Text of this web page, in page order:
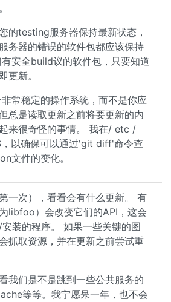
的testing服务器保持最新状态，
务器的错误的软件包都应该保持
安全build议的软件包，只要知道
更新。
常稳定的操作系统，而不是你应
总是读取更新之前将要更新的内
来很奇怪的事情。 我在/ etc /
以确保可以通过'git diff'命令查
文件的变化。
一次），看看会有什么更新。 有
libfoo）会改变它们的API，这会
装的程序。 如果一些关键的图
抓取资源，并在更新之前尝试重
我们是不是跳到一些公共服务的
等等。我宁愿呆一年，也不会